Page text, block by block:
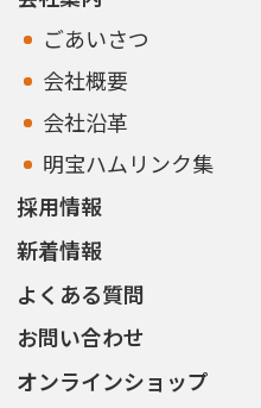
ごあいさつ
会社概要
会社沿革
明宝ハムリンク集
採用情報
新着情報
よくある質問
お問い合わせ
オンラインショップ